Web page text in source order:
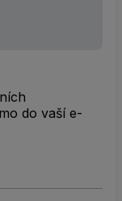
do vaší e-